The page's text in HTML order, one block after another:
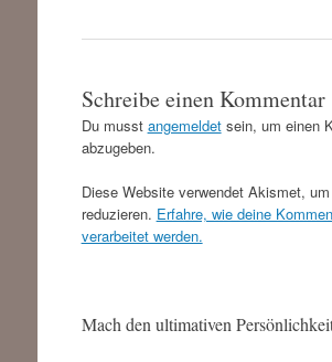
Schreibe einen Kommentar
Du musst angemeldetsein, um einen
abzugeben.
Diese Website verwendet Akismet,
reduzieren. Erfahre, wie deine
verarbeitet werden.
Mach den ultimativen